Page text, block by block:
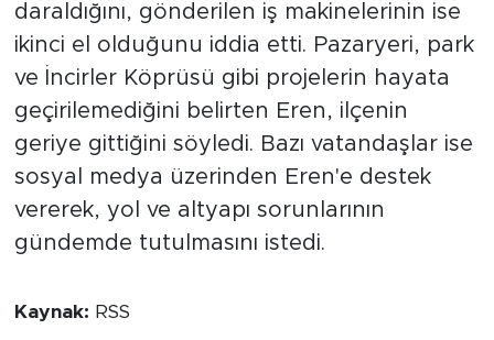
daraldığını, gönderilen iş makinelerinin ise
ikinci el olduğunu iddia etti. Pazaryeri, park
ve İncirler Köprüsü gibi projelerin hayata
geçirilemediğini belirten Eren, ilçenin
geriye gittiğini söyledi. Bazı vatandaşlar ise
sosyal medya üzerinden Eren'e destek
vererek, yol ve altyapı sorunlarının
gündemde tutulmasını istedi.
Kaynak: RSS